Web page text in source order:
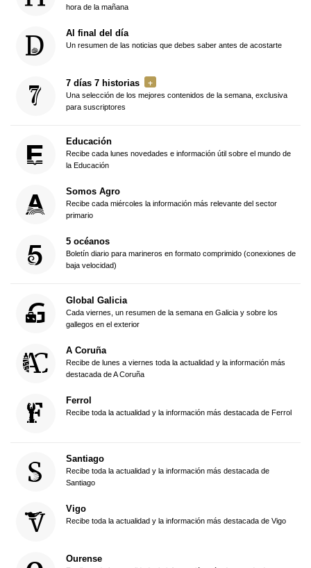
hora de la mañana
Al final del día
Un resumen de las noticias que debes saber antes de acostarte
7 días 7 historias
Una selección de los mejores contenidos de la semana, exclusiva
para suscriptores
Educación
Recibe cada lunes novedades e información útil sobre el mundo de
la Educación
Somos Agro
Recibe cada miércoles la información más relevante del sector
primario
5 océanos
Boletín diario para marineros en formato comprimido (conexiones de
baja velocidad)
Global Galicia
Cada viernes, un resumen de la semana en Galicia y sobre los
gallegos en el exterior
A Coruña
Recibe de lunes a viernes toda la actualidad y la información más
destacada de A Coruña
Ferrol
Recibe toda la actualidad y la información más destacada de Ferrol
Santiago
Recibe toda la actualidad y la información más destacada de
Santiago
Vigo
Recibe toda la actualidad y la información más destacada de Vigo
Ourense